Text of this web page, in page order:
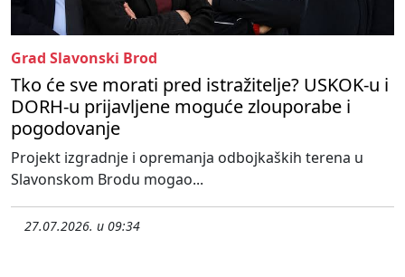
Grad Slavonski Brod
Tko će sve morati pred istražitelje? USKOK-u i
DORH-u prijavljene moguće zlouporabe i
pogodovanje
Projekt izgradnje i opremanja odbojkaških terena u
Slavonskom Brodu mogao...
27.07.2026. u 09:34